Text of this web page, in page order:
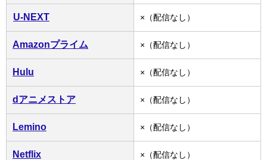
U-NEXT ×（配信なし）
Amazonプライム ×（配信なし）
Hulu ×（配信なし）
dアニメストア ×（配信なし）
Lemino ×（配信なし）
Netflix ×（配信なし）